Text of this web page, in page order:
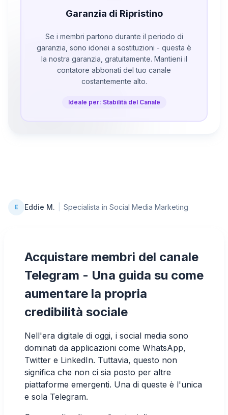
Garanzia di Ripristino
Se i membri partono durante il periodo di
garanzia, sono idonei a sostituzioni - questa è
la nostra garanzia, gratuitamente. Mantieni il
contatore abbonati del tuo canale
costantemente alto.
Ideale per: Stabilità del Canale
E Eddie M. Specialista in Social Media Marketing
Acquistare membri del canale
Telegram - Una guida su come
aumentare la propria
credibilità sociale
Nell'era digitale di oggi, i social media sono
dominati da applicazioni come WhatsApp,
Twitter e LinkedIn. Tuttavia, questo non
significa che non ci sia posto per altre
piattaforme emergenti. Una di queste è l'unica
e sola Telegram.